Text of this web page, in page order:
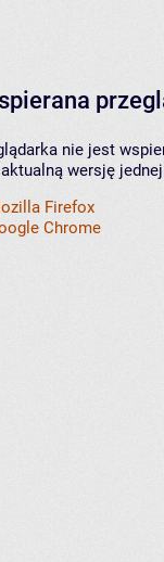
nie jest
wersję
Firefox
Chrome